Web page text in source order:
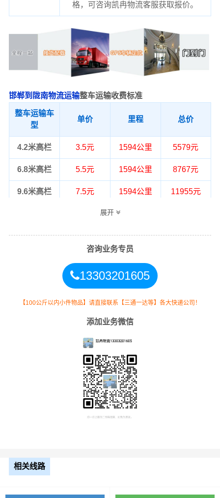
格，可咨询凯冉物流客服获取报价。
邯郸到陇南物流运输整车运输收费标准
整车运输车
型
单价 里程 总价
4.2米高栏 3.5元 1594公里 5579元
6.8米高栏 5.5元 1594公里 8767元
9.6米高栏 7.5元 1594公里 11955元
1594公里
17.5米平板 10.5元 1594公里 16737元
里，以上报价为市场透明价，仅供参
考，不作为最终成交价格，望知晓！
根据货物类型选择合适车型
车型
展开
咨询业务专员
13303201605
【100公斤以内小件物品】请直接联系【三通一达等】各大快递公司！
添加业务微信
相关线路